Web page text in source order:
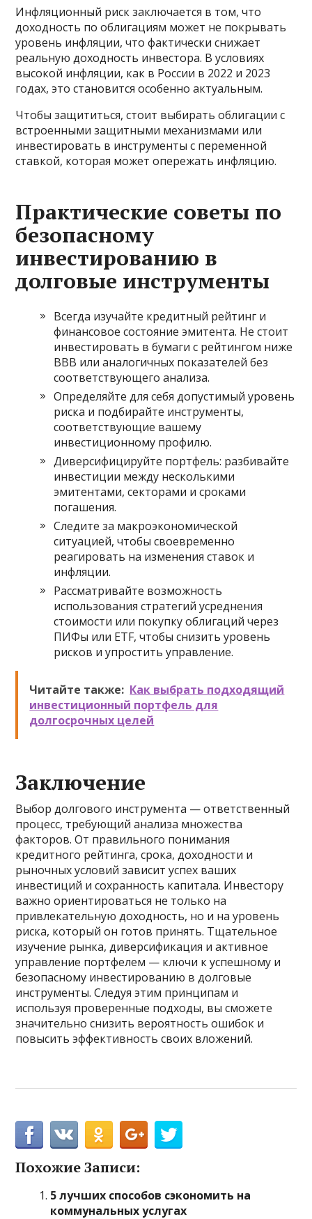
Инфляционный риск заключается в том, что
доходность по облигациям может не покрывать
уровень инфляции, что фактически снижает
реальную доходность инвестора. В условиях
высокой инфляции, как в России в 2022 и 2023
годах, это становится особенно актуальным.
Чтобы защититься, стоит выбирать облигации с
встроенными защитными механизмами или
инвестировать в инструменты с переменной
ставкой, которая может опережать инфляцию.
Практические советы по
безопасному
инвестированию в
долговые инструменты
Всегда изучайте кредитный рейтинг и
финансовое состояние эмитента. Не стоит
инвестировать в бумаги с рейтингом ниже
BBB или аналогичных показателей без
соответствующего анализа.
Определяйте для себя допустимый уровень
риска и подбирайте инструменты,
соответствующие вашему
инвестиционному профилю.
Диверсифицируйте портфель: разбивайте
инвестиции между несколькими
эмитентами, секторами и сроками
погашения.
Следите за макроэкономической
ситуацией, чтобы своевременно
реагировать на изменения ставок и
инфляции.
Рассматривайте возможность
использования стратегий усреднения
стоимости или покупку облигаций через
ПИФы или ETF, чтобы снизить уровень
рисков и упростить управление.
Читайте также: Как выбрать подходящий
инвестиционный портфель для
долгосрочных целей
Заключение
Выбор долгового инструмента — ответственный
процесс, требующий анализа множества
факторов. От правильного понимания
кредитного рейтинга, срока, доходности и
рыночных условий зависит успех ваших
инвестиций и сохранность капитала. Инвестору
важно ориентироваться не только на
привлекательную доходность, но и на уровень
риска, который он готов принять. Тщательное
изучение рынка, диверсификация и активное
управление портфелем — ключи к успешному и
безопасному инвестированию в долговые
инструменты. Следуя этим принципам и
используя проверенные подходы, вы сможете
значительно снизить вероятность ошибок и
повысить эффективность своих вложений.
Похожие Записи:
5 лучших способов сэкономить на
коммунальных услугах